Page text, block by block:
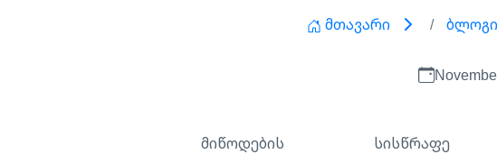
Მთავარი Ბლოგი
მიწოდების